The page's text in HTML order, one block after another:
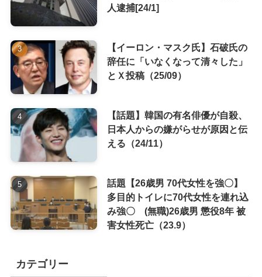
人逮捕[24/1]
【イーロン・マスク氏】石破氏の
辞任に「いなくなって清々した」
とＸ投稿（25/09）
【話題】韓国の有名俳優が自殺、
日本人からの嫌がらせが原因と伝
える（24/11）
話題【26歳男 70代女性を強〇】
多目的トイレに70代女性を連れ込
み強〇 (無職)26歳男 懲役8年 被
害女性死亡（23.9）
カテゴリー